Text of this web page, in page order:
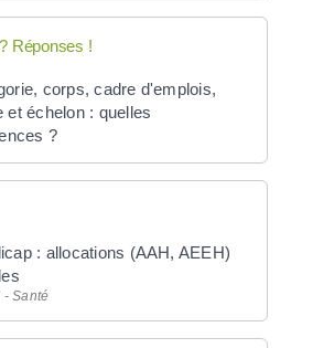
Réponses !
corps, cadre d'emplois,
et échelon : quelles
?
: allocations (AAH, AEEH)
- Santé